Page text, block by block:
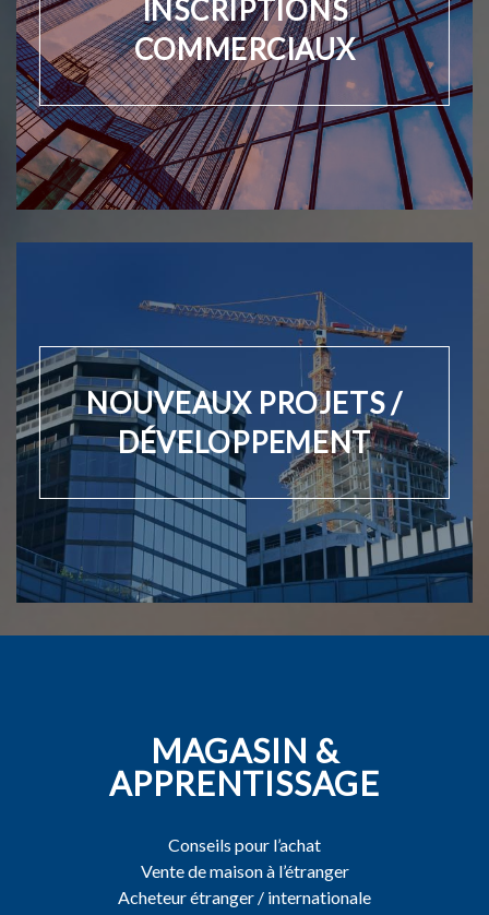
INSCRIPTIONS
COMMERCIAUX
NOUVEAUX PROJETS /
DÉVELOPPEMENT
MAGASIN &
APPRENTISSAGE
Conseils pour l’achat
Vente de maison à l’étranger
Acheteur étranger / internationale